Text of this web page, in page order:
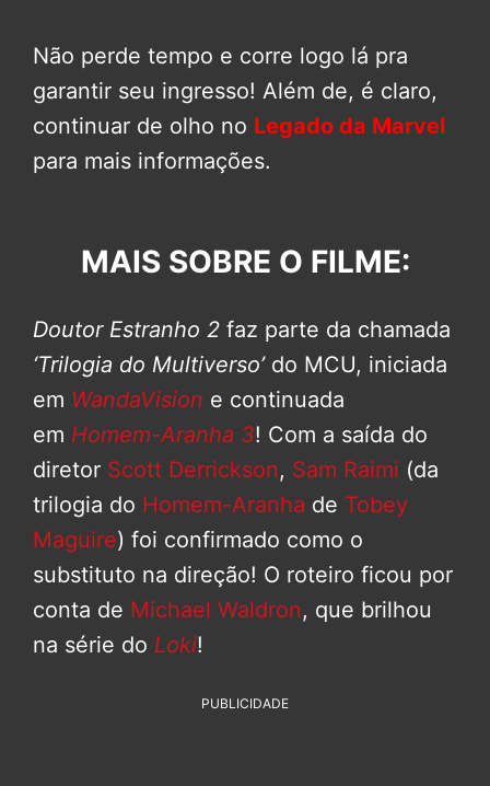
Não perde tempo e corre logo lá pra
garantir seu ingresso! Além de, é claro,
continuar de olho no Legado da Marvel
para mais informações.
MAIS SOBRE O FILME:
Doutor Estranho 2 faz parte da chamada
‘Trilogia do Multiverso’do MCU, iniciada
em WandaVision e continuada
em Homem-Aranha 3! Com a saída do
diretor Scott Derrickson, Sam Raimi (da
trilogia do Homem-Aranha de Tobey
Maguire) foi confirmado como o
substituto na direção! O roteiro ficou por
conta de Michael Waldron, que brilhou
na série do Loki!
PUBLICIDADE